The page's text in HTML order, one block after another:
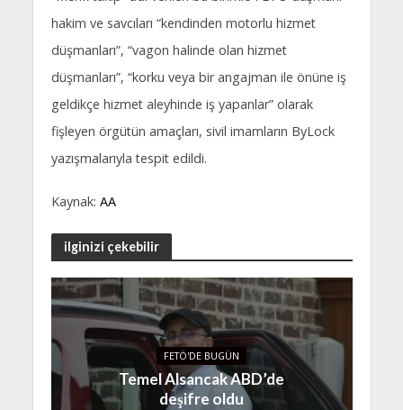
hakim ve savcıları “kendinden motorlu hizmet
düşmanları”, “vagon halinde olan hizmet
düşmanları”, “korku veya bir angajman ile önüne iş
geldikçe hizmet aleyhinde iş yapanlar” olarak
fişleyen örgütün amaçları, sivil imamların ByLock
yazışmalarıyla tespit edildi.
Kaynak: AA
ilginizi çekebilir
FETÖ'DE BUGÜN
Temel Alsancak ABD’de
deşifre oldu